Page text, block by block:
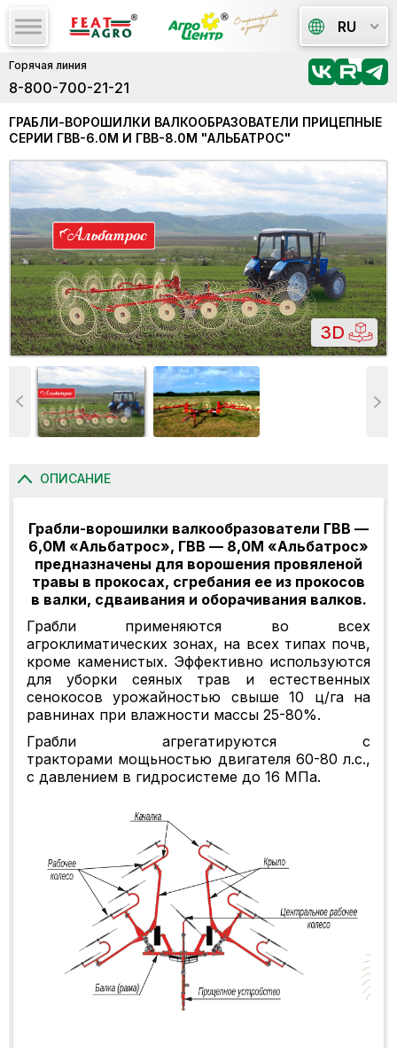
RU
Горячая линия
8-800-700-21-21
ГРАБЛИ-ВОРОШИЛКИ ВАЛКООБРАЗОВАТЕЛИ ПРИЦЕПНЫЕ
СЕРИИ ГВВ-6.0M И ГВВ-8.0М "АЛЬБАТРОС"
3D
ОПИСАНИЕ
Грабли-ворошилки валкообразователи ГВВ —
6,0М «Альбатрос», ГВВ — 8,0М «Альбатрос»
предназначены для ворошения провяленой
травы в прокосах, сгребания ее из прокосов
в валки, сдваивания и оборачивания валков.
Грабли применяются во всех
агроклиматических зонах, на всех типах почв,
кроме каменистых. Эффективно используются
для уборки сеяных трав и естественных
сенокосов урожайностью свыше 10 ц/га на
равнинах при влажности массы 25-80%.
Грабли агрегатируются с
тракторами мощьностью двигателя 60-80 л.с.,
с давлением в гидросистеме до 16 МПа.